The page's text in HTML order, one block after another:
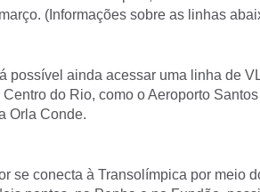
(Informações sobre as linhas
possível ainda acessar uma linha de
do Rio, como o Aeroporto
Orla Conde.
se conecta à Transolímpica por meio